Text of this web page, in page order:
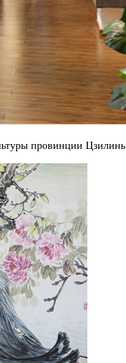
провинции Цзилинь